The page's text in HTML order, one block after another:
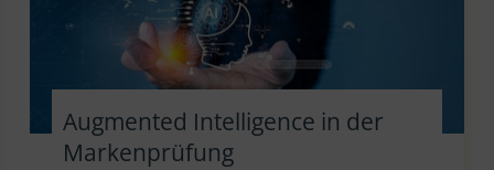
Augmented Intelligence in der
Markenprüfung